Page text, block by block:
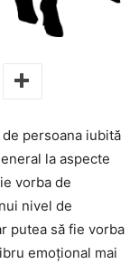
persoana iubită
la aspecte
vorba de
nivel de
putea să fie vorba
emoțional mai